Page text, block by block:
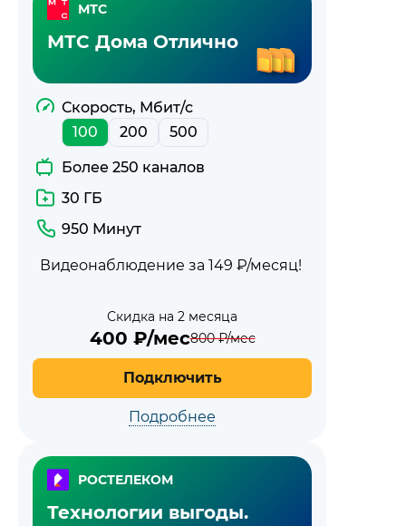
МТС
МТС Дома Отлично
Скорость, Мбит/с
100
200 500
Более 250 каналов
30 ГБ
950 Минут
Видеонаблюдение за 149 ₽/месяц!
Скидка на 2 месяца
400 ₽/мес800₽/мес
Подключить
Подробнее
РОСТЕЛЕКОМ
Технологии выгоды.